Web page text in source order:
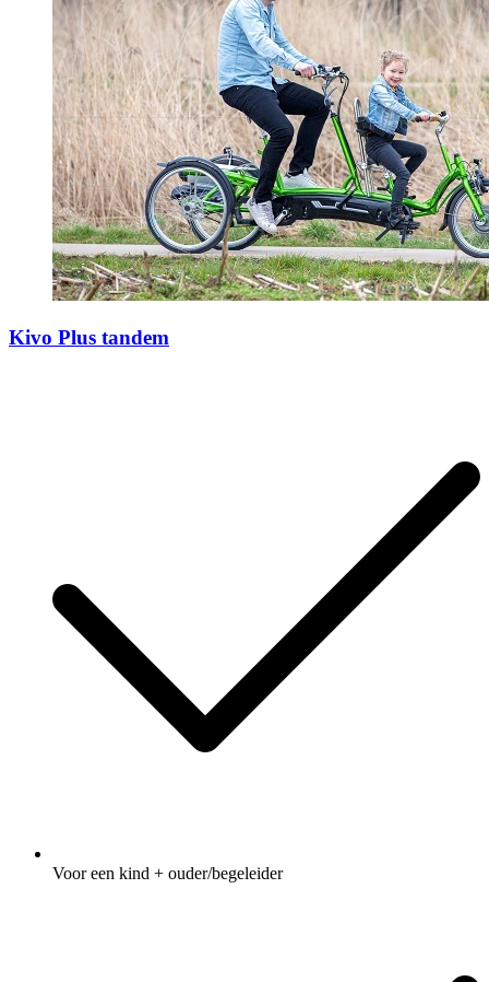
Kivo Plus tandem
Voor een kind + ouder/begeleider